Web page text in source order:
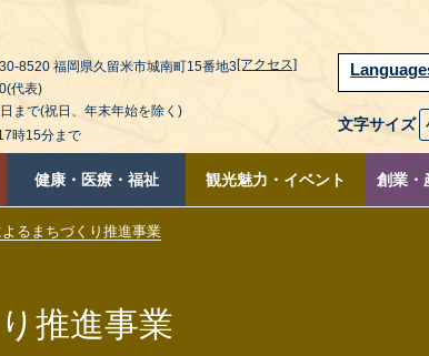
8520 福岡県久留米市城南町15番地3[アクセス]
代表)
まで(祝日、年末年始を除く)
時15分まで
文字サイズ
健康・医療・福祉 観光魅力・イベント 創業・
るまちづくり推進事業
推進事業